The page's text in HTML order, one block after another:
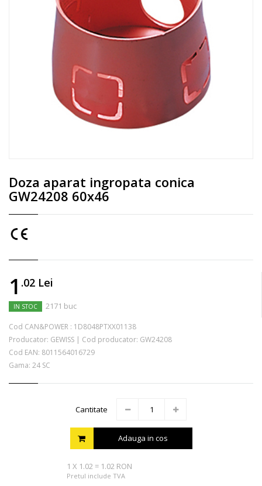
Doza aparat ingropata conica
GW24208 60x46
1 .02 Lei
IN STOC 2171 buc
Cod CAN&POWER : 1D8048PTXX01138
Producator: GEWISS | Cod producator: GW24208
Cod EAN: 8011564016729
Gama: 24 SC
Cantitate
Adauga in cos
1 X 1.02 = 1.02 RON
Pretul include TVA